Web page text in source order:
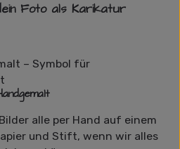
Foto als Karikatur
alle per Hand auf einem
und Stift, wenn wir alles